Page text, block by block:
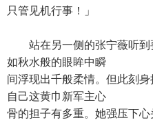
只管见机行事！」
站在另一侧的张宁薇听到
如秋水般的眼眸中瞬
间浮现出千般柔情。但此刻
自己这黄巾新军主心
骨的担子有多重。她强压下